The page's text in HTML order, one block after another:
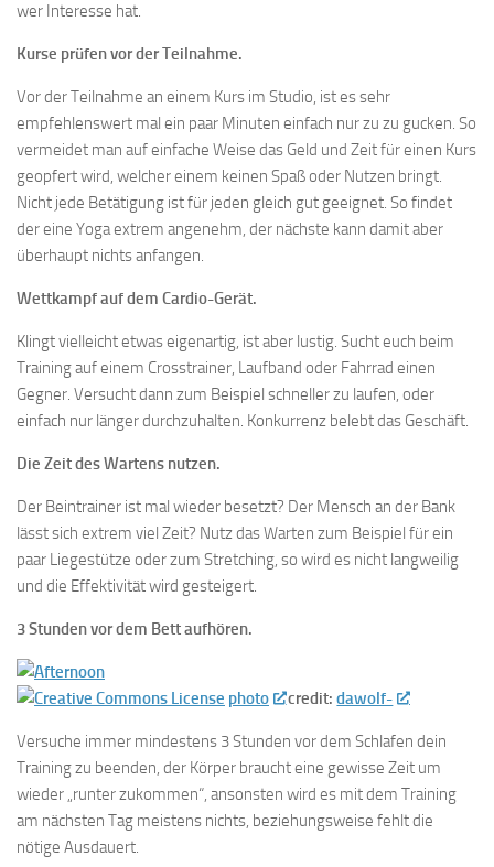
wer Interesse hat.
Kurse prüfen vor der Teilnahme.
Vor der Teilnahme an einem Kurs im Studio, ist es sehr
empfehlenswert mal ein paar Minuten einfach nur zu zu gucken. So
vermeidet man auf einfache Weise das Geld und Zeit für einen Kurs
geopfert wird, welcher einem keinen Spaß oder Nutzen bringt.
Nicht jede Betätigung ist für jeden gleich gut geeignet. So findet
der eine Yoga extrem angenehm, der nächste kann damit aber
überhaupt nichts anfangen.
Wettkampf auf dem Cardio-Gerät.
Klingt vielleicht etwas eigenartig, ist aber lustig. Sucht euch beim
Training auf einem Crosstrainer, Laufband oder Fahrrad einen
Gegner. Versucht dann zum Beispiel schneller zu laufen, oder
einfach nur länger durchzuhalten. Konkurrenz belebt das Geschäft.
Die Zeit des Wartens nutzen.
Der Beintrainer ist mal wieder besetzt? Der Mensch an der Bank
lässt sich extrem viel Zeit? Nutz das Warten zum Beispiel für ein
paar Liegestütze oder zum Stretching, so wird es nicht langweilig
und die Effektivität wird gesteigert.
3 Stunden vor dem Bett aufhören.
photo credit:dawolf-
Versuche immer mindestens 3 Stunden vor dem Schlafen dein
Training zu beenden, der Körper braucht eine gewisse Zeit um
wieder „runter zukommen“, ansonsten wird es mit dem Training
am nächsten Tag meistens nichts, beziehungsweise fehlt die
nötige Ausdauert.